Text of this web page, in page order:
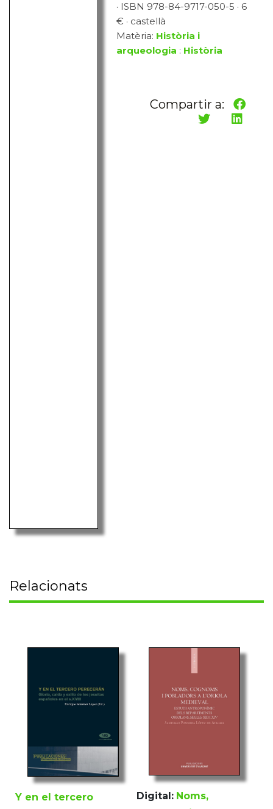
· ISBN 978-84-9717-050-5 · 6
€ · castellà
Matèria: Història i
arqueologia : Història
Compartir a:
Relacionats
Y en el tercero
Digital: Noms,